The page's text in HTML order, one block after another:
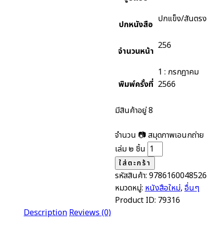
ปกหนังสือ ปกแข็ง/สันตรง
จำนวนหน้า 256
พิมพ์ครั้งที่
1 : กรกฎาคม
2566
มีสินค้าอยู่ 8
จำนวน 📷 สมุดภาพเอนกถ่าย
เล่ม ๒ ชิ้น
ใส่ตะกร้า
รหัสสินค้า: 9786160048526
หมวดหมู่:หนังสือใหม่,อื่นๆ
Product ID: 79316
DescriptionReviews (0)